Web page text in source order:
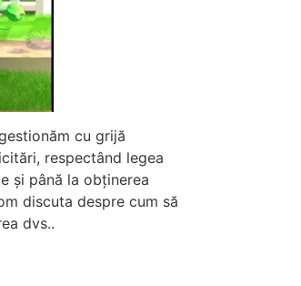
cu grijă
respectând legea
și până la obținerea
discuta despre cum să
dvs..